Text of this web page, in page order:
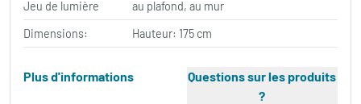
Jeu de lumière
au plafond, au mur
Dimensions:
Hauteur: 175 cm
Plus d'informations
Questions sur les produits
?